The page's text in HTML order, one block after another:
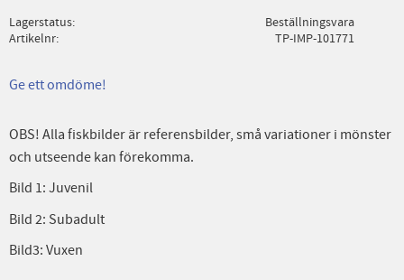
Lagerstatus
Beställningsvara
Artikelnr
TP-IMP-101771
Ge ett omdöme!
OBS! Alla fiskbilder är referensbilder, små variationer i mönster
och utseende kan förekomma.
Bild 1: Juvenil
Bild 2: Subadult
Bild3: Vuxen